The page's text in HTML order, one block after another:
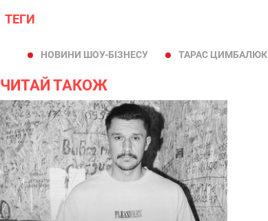
ТЕГИ
НОВИНИ ШОУ-БІЗНЕСУ ТАРАС ЦИМБАЛЮК
ЧИТАЙ ТАКОЖ